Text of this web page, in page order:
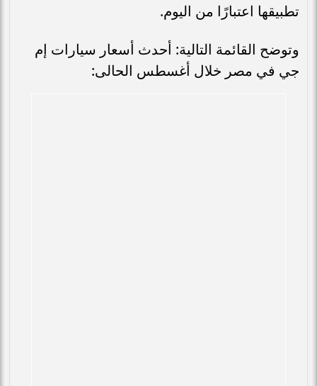
تطبيقها اعتبارًا من اليوم.
وتوضح القائمة التالية: أحدث أسعار سيارات إم
جي في مصر خلال أغسطس الحالى: